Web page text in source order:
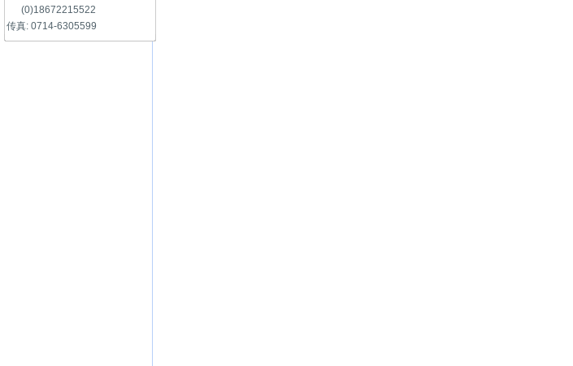
(0)18672215522
传真: 0714-6305599